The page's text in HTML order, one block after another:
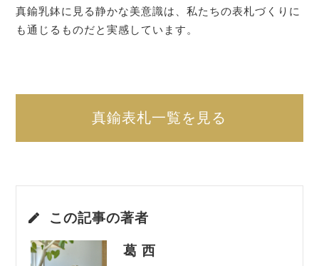
真鍮乳鉢に見る静かな美意識は、私たちの表札づくりに
も通じるものだと実感しています。
真鍮表札一覧を見る
この記事の著者
葛 西